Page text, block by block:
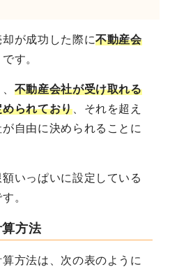
が成功した際に不動産会
す。
不動産会社が受け取れる
られており、それを超え
自由に決められることに
いっぱいに設定している
。
方法
方法は、次の表のように